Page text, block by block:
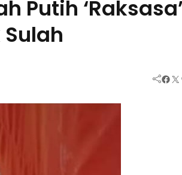
Putih
Facebook Twitter Pinterest